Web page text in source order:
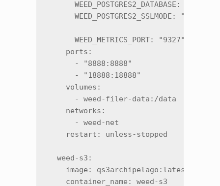
WEED_POSTGRES2_DATABASE:
      WEED_POSTGRES2_SSLMODE: "disable"
      WEED_METRICS_PORT: "9327"
    ports:
      - "8888:8888"
      - "18888:18888"
    volumes:
      - weed-filer-data:/data
    networks:
      - weed-net
    restart: unless-stopped
  weed-s3:
    image: qs3archipelago:latest
    container_name: weed-s3